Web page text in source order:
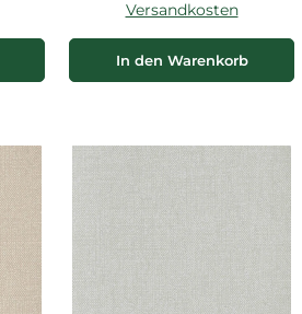
Versandkosten
In den Warenkorb